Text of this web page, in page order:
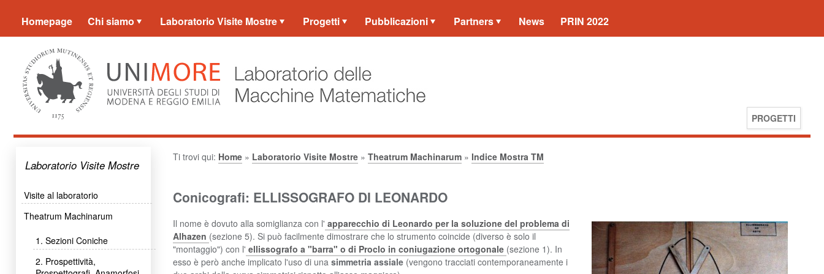
Homepage Chi siamo Laboratorio Visite Mostre Progetti Pubblicazioni Partners News PRIN 2022
PROGETTI
Laboratorio Visite Mostre
Visite al laboratorio
Theatrum Machinarum
1. Sezioni Coniche
2. Prospettività,
Ti trovi qui: Home » Laboratorio Visite Mostre » Theatrum Machinarum » Indice Mostra TM
Conicografi: ELLISSOGRAFO DI LEONARDO
Il nome è dovuto alla somiglianza con l' apparecchio di Leonardo per la soluzione del problema di
Alhazen (sezione 5). Si può facilmente dimostrare che lo strumento coincide (diverso è solo il
"montaggio") con l' ellissografo a "barra" o di Proclo in coniugazione ortogonale (sezione 1). In
esso è però anche implicato l'uso di una simmetria assiale (vengono tracciati contemporaneamente i